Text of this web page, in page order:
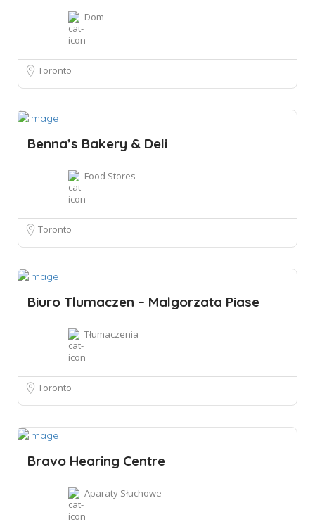
Dom
Toronto
Benna’s Bakery & Deli
Food Stores
Toronto
Biuro Tlumaczen – Malgorzata Piase
Tłumaczenia
Toronto
Bravo Hearing Centre
Aparaty Słuchowe